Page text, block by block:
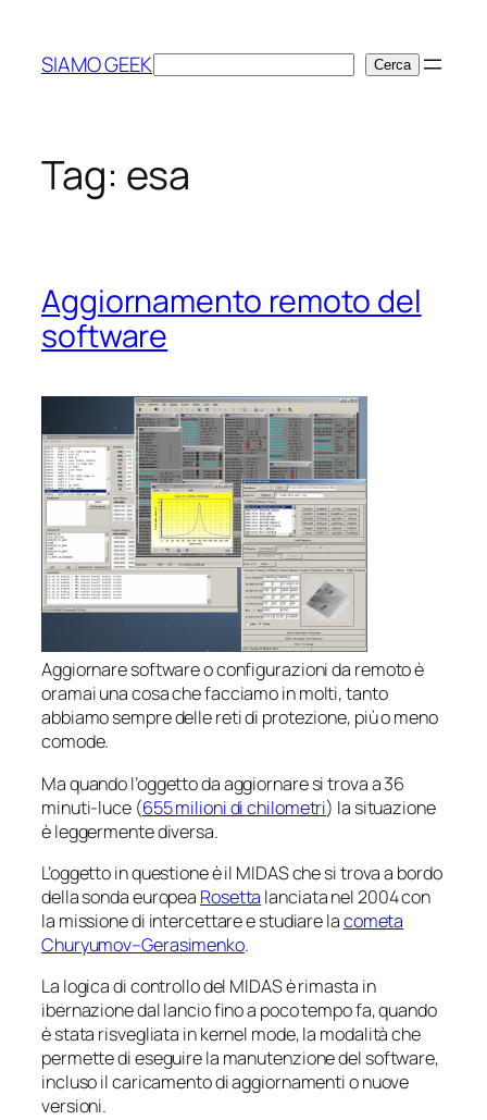
contenuto
SIAMO GEEKCerca Cerca
Tag: esa
Aggiornamento remoto del
software
Aggiornare software o configurazioni da remoto è
oramai una cosa che facciamo in molti, tanto
abbiamo sempre delle reti di protezione, più o meno
comode.
Ma quando l’oggetto da aggiornare si trova a 36
minuti-luce (655 milioni di chilometri) la situazione
è leggermente diversa.
L’oggetto in questione è il MIDAS che si trova a bordo
della sonda europea Rosetta lanciata nel 2004 con
la missione di intercettare e studiare lacometa
Churyumov–Gerasimenko.
La logica di controllo del MIDAS è rimasta in
ibernazione dal lancio fino a poco tempo fa, quando
è stata risvegliata inkernel mode, la modalità che
permette di eseguire la manutenzione del software,
incluso il caricamento di aggiornamenti o nuove
versioni.